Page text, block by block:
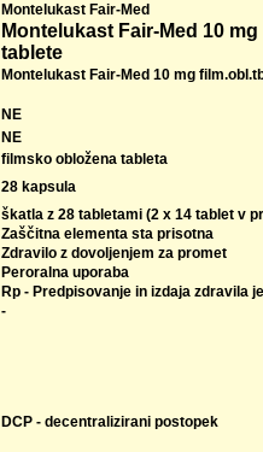
Montelukast Fair-Med
Montelukast Fair-Med 10
tablete
Montelukast Fair-Med 10 mg
NE
NE
filmsko obložena tableta
28 kapsula
škatla z 28 tabletami (2 x 14 tablet v
Zaščitna elementa sta prisotna
Zdravilo z dovoljenjem za promet
Peroralna uporaba
Rp - Predpisovanje in izdaja zdravila
-
DCP - decentralizirani postopek